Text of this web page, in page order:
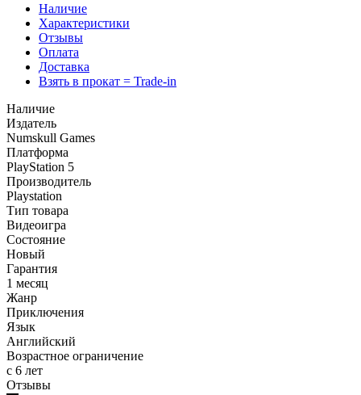
Наличие
Характеристики
Отзывы
Оплата
Доставка
Взять в прокат = Trade-in
Наличие
Издатель
Numskull Games
Платформа
PlayStation 5
Производитель
Playstation
Тип товара
Видеоигра
Состояние
Новый
Гарантия
1 месяц
Жанр
Приключения
Язык
Английский
Возрастное ограничение
с 6 лет
Отзывы